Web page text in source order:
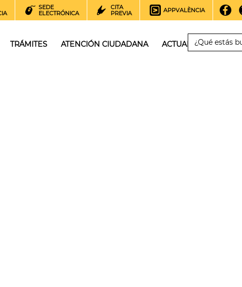
SEDE
ELECTRÓNICA
CITA
PREVIA
APPVALÈNCIA
TRÁMITES ATENCIÓN CIUDADANA ACTUALIDAD